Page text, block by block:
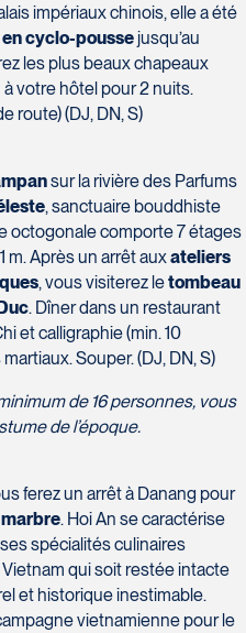
impériaux chinois, elle a été
en cyclo-poussejusqu’au
les plus beaux chapeaux
votre hôtel pour 2 nuits.
route) (DJ, DN, S)
sur la rivière des Parfums
, sanctuaire bouddhiste
octogonale comporte 7 étages
m. Après un arrêt auxateliers
, vous visiterez letombeau
. Dîner dans un restaurant
et calligraphie (min. 10
Souper. (DJ, DN, S)
de 16 personnes, vous
de l’époque.
ferez un arrêt à Danang pour
. Hoi An se caractérise
spécialités culinaires
Vietnam qui soit restée intacte
et historique inestimable.
vietnamienne pour le